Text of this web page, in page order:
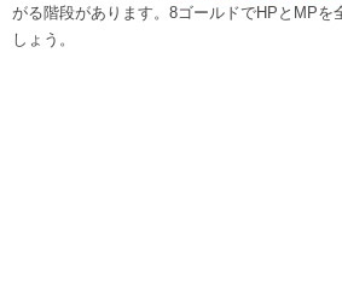
がる階段があります。8ゴールドでHPとMPを
しょう。